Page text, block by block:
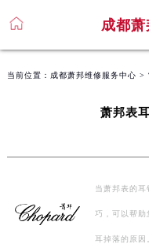
成都
当前位置： 成都萧邦维修服务中心 >
萧邦表
当萧邦表的
巧，可以帮助
耳掉落的原因